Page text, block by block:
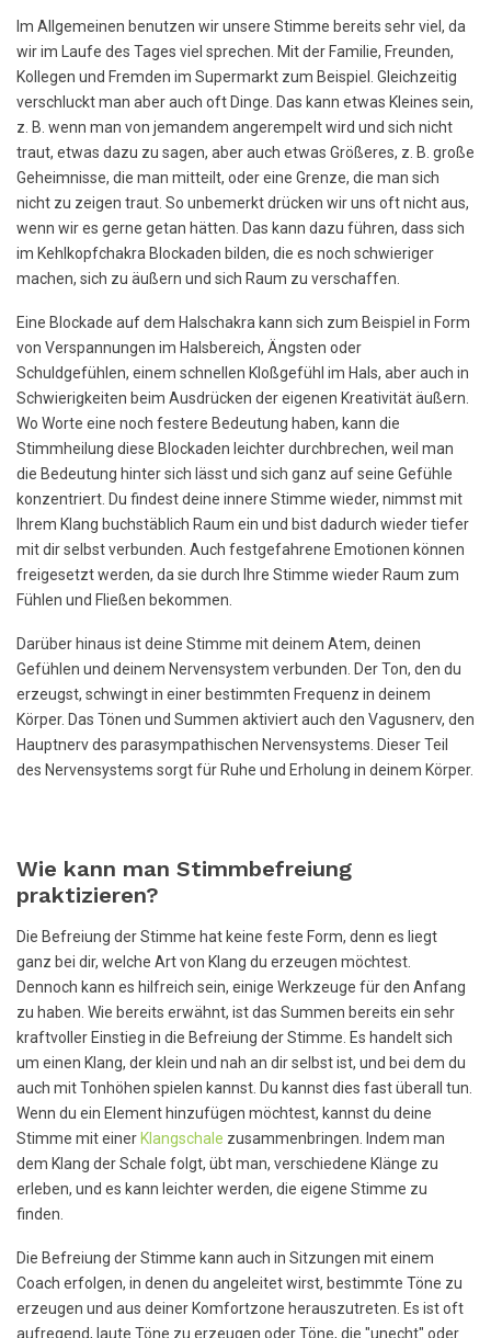
Im Allgemeinen benutzen wir unsere Stimme bereits sehr viel, da
wir im Laufe des Tages viel sprechen. Mit der Familie, Freunden,
Kollegen und Fremden im Supermarkt zum Beispiel. Gleichzeitig
verschluckt man aber auch oft Dinge. Das kann etwas Kleines sein,
z. B. wenn man von jemandem angerempelt wird und sich nicht
traut, etwas dazu zu sagen, aber auch etwas Größeres, z. B. große
Geheimnisse, die man mitteilt, oder eine Grenze, die man sich
nicht zu zeigen traut. So unbemerkt drücken wir uns oft nicht aus,
wenn wir es gerne getan hätten. Das kann dazu führen, dass sich
im Kehlkopfchakra Blockaden bilden, die es noch schwieriger
machen, sich zu äußern und sich Raum zu verschaffen.
Eine Blockade auf dem Halschakra kann sich zum Beispiel in Form
von Verspannungen im Halsbereich, Ängsten oder
Schuldgefühlen, einem schnellen Kloßgefühl im Hals, aber auch in
Schwierigkeiten beim Ausdrücken der eigenen Kreativität äußern.
Wo Worte eine noch festere Bedeutung haben, kann die
Stimmheilung diese Blockaden leichter durchbrechen, weil man
die Bedeutung hinter sich lässt und sich ganz auf seine Gefühle
konzentriert. Du findest deine innere Stimme wieder, nimmst mit
Ihrem Klang buchstäblich Raum ein und bist dadurch wieder tiefer
mit dir selbst verbunden. Auch festgefahrene Emotionen können
freigesetzt werden, da sie durch Ihre Stimme wieder Raum zum
Fühlen und Fließen bekommen.
Darüber hinaus ist deine Stimme mit deinem Atem, deinen
Gefühlen und deinem Nervensystem verbunden. Der Ton, den du
erzeugst, schwingt in einer bestimmten Frequenz in deinem
Körper. Das Tönen und Summen aktiviert auch den Vagusnerv, den
Hauptnerv des parasympathischen Nervensystems. Dieser Teil
des Nervensystems sorgt für Ruhe und Erholung in deinem Körper.
Wie kann man Stimmbefreiung
praktizieren?
Die Befreiung der Stimme hat keine feste Form, denn es liegt
ganz bei dir, welche Art von Klang du erzeugen möchtest.
Dennoch kann es hilfreich sein, einige Werkzeuge für den Anfang
zu haben. Wie bereits erwähnt, ist das Summen bereits ein sehr
kraftvoller Einstieg in die Befreiung der Stimme. Es handelt sich
um einen Klang, der klein und nah an dir selbst ist, und bei dem du
auch mit Tonhöhen spielen kannst. Du kannst dies fast überall tun.
Wenn du ein Element hinzufügen möchtest, kannst du deine
Stimme mit einer Klangschale zusammenbringen. Indem man
dem Klang der Schale folgt, übt man, verschiedene Klänge zu
erleben, und es kann leichter werden, die eigene Stimme zu
finden.
Die Befreiung der Stimme kann auch in Sitzungen mit einem
Coach erfolgen, in denen du angeleitet wirst, bestimmte Töne zu
erzeugen und aus deiner Komfortzone herauszutreten. Es ist oft
aufregend, laute Töne zu erzeugen oder Töne, die "unecht" oder